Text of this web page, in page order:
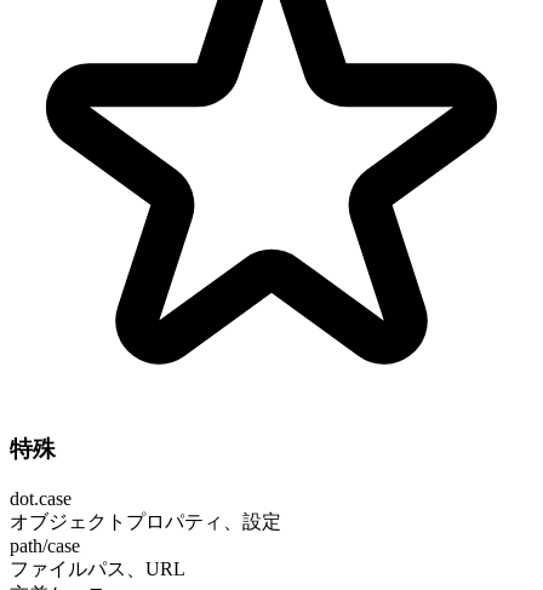
特殊
dot.case
オブジェクトプロパティ、設定
path/case
ファイルパス、URL